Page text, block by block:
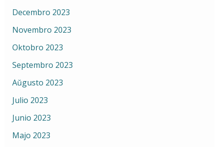
Decembro 2023
Novembro 2023
Oktobro 2023
Septembro 2023
Aŭgusto 2023
Julio 2023
Junio 2023
Majo 2023